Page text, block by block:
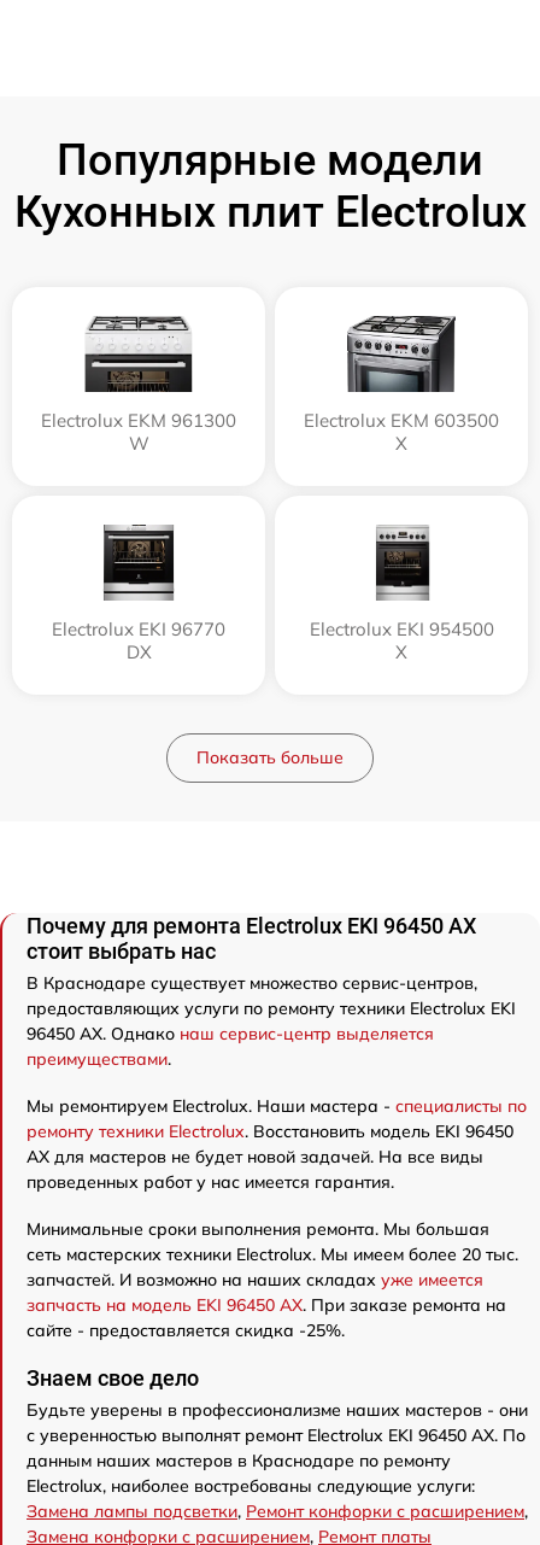
Популярные модели
Кухонных плит Electrolux
Electrolux EKM 961300
W
Electrolux EKM 603500
X
Electrolux EKI 96770
DX
Electrolux EKI 954500
X
Показать больше
Почему для ремонта Electrolux EKI 96450 AX
стоит выбрать нас
В Краснодаре существует множество сервис-центров,
предоставляющих услуги по ремонту техники Electrolux EKI
96450 AX. Однако наш сервис-центр выделяется
преимуществами.
Мы ремонтируем Electrolux. Наши мастера - специалисты по
ремонту техники Electrolux. Восстановить модель EKI 96450
AX для мастеров не будет новой задачей. На все виды
проведенных работ у нас имеется гарантия.
Минимальные сроки выполнения ремонта. Мы большая
сеть мастерских техники Electrolux. Мы имеем более 20 тыс.
запчастей. И возможно на наших складах уже имеется
запчасть на модель EKI 96450 AX. При заказе ремонта на
сайте - предоставляется скидка -25%.
Знаем свое дело
Будьте уверены в профессионализме наших мастеров - они
с уверенностью выполнят ремонт Electrolux EKI 96450 AX. По
данным наших мастеров в Краснодаре по ремонту
Electrolux, наиболее востребованы следующие услуги:
Замена лампы подсветки, Ремонт конфорки с расширением,
Замена конфорки с расширением, Ремонт платы